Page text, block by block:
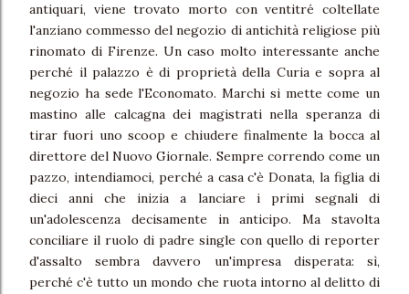
antiquari, viene trovato morto con ventitré coltellate
l'anziano commesso del negozio di antichità religiose più
rinomato di Firenze. Un caso molto interessante anche
perché il palazzo è di proprietà della Curia e sopra al
negozio ha sede l'Economato. Marchi si mette come un
mastino alle calcagna dei magistrati nella speranza di
tirar fuori uno scoop e chiudere finalmente la bocca al
direttore del Nuovo Giornale. Sempre correndo come un
pazzo, intendiamoci, perché a casa c'è Donata, la figlia di
dieci anni che inizia a lanciare i primi segnali di
un'adolescenza decisamente in anticipo. Ma stavolta
conciliare il ruolo di padre single con quello di reporter
d'assalto sembra davvero un'impresa disperata: sì,
perché c'è tutto un mondo che ruota intorno al delitto di